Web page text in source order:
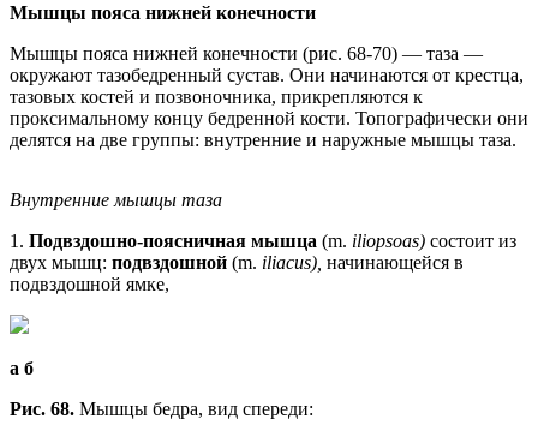
Мышцы пояса нижней конечности
Мышцы пояса нижней конечности (рис. 68-70) — таза —
окружают тазобедренный сустав. Они начинаются от крестца,
тазовых костей и позвоночника, прикрепляются к
проксимальному концу бедренной кости. Топографически они
делятся на две группы: внутренние и наружные мышцы таза.
Внутренние мышцы таза
1. Подвздошно-поясничная мышца (m. iliopsoas) состоит из
двух мышц: подвздошной (m. iliacus), начинающейся в
подвздошной ямке,
а б
Рис. 68. Мышцы бедра, вид спереди: